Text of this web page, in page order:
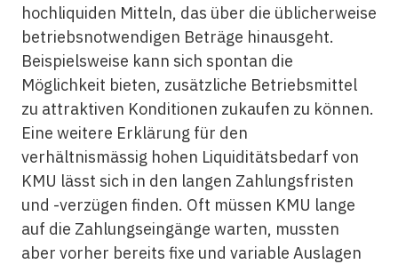
hochliquiden Mitteln, das über die üblicherweise
betriebsnotwendigen Beträge hinausgeht.
Beispielsweise kann sich spontan die
Möglichkeit bieten, zusätzliche Betriebsmittel
zu attraktiven Konditionen zukaufen zu können.
Eine weitere Erklärung für den
verhältnismässig hohen Liquiditätsbedarf von
KMU lässt sich in den langen Zahlungsfristen
und -verzügen finden. Oft müssen KMU lange
auf die Zahlungseingänge warten, mussten
aber vorher bereits fixe und variable Auslagen